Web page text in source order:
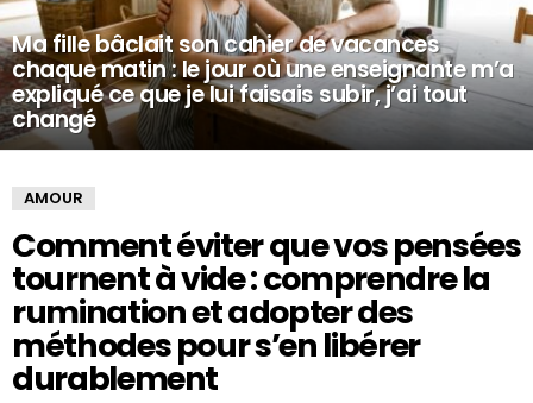
Ma fille bâclait son cahier de vacances
chaque matin : le jour où une enseignante m’a
expliqué ce que je lui faisais subir, j’ai tout
changé
AMOUR
Comment éviter que vos pensées
tournent à vide : comprendre la
rumination et adopter des
méthodes pour s’en libérer
durablement